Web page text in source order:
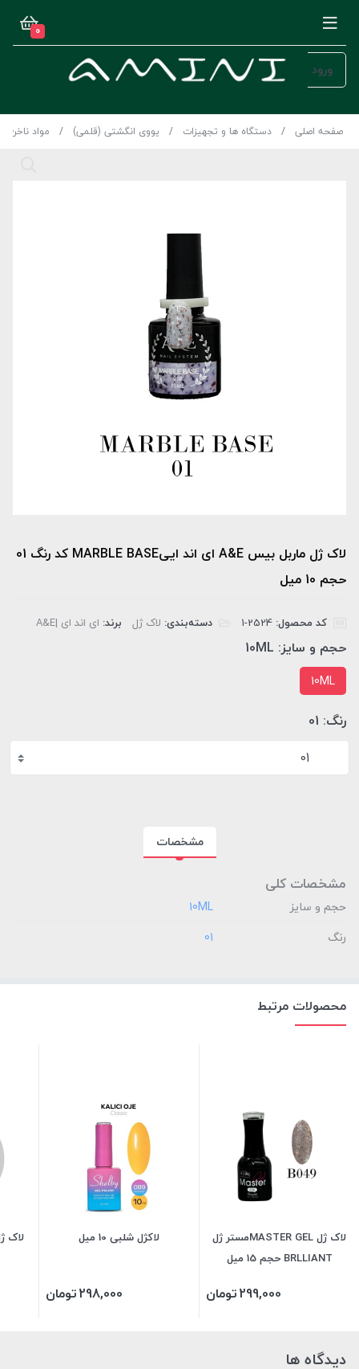
0
ورود
صفحه اصلی دستگاه ها و تجهیزات یووی انگشتی (قلمی) مواد ناخن
لاک ژل ماربل بیس A&E ای اند اییMARBLE BASE کد رنگ 01
حجم 10 میل
کد محصول: دسته‌بندی: لاک ژل برند: ای اند ای |A&E
حجم و سایز: 10ML
10ML
رنگ: 01
01
مشخصات
مشخصات کلی
حجم و سایز
‎10ML
رنگ
‎01
محصولات مرتبط
لاک ژل MASTER GELمستر ژل
BRLLIANT حجم 15 میل
299,000تومان
لاکژل شلبی 10 میل
298,000تومان
دیدگاه ها